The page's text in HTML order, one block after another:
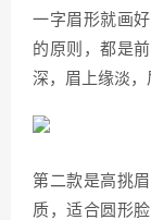
一字眉形就画
的原则，都是
深，眉上缘淡，
第二款是高挑
质，适合圆形